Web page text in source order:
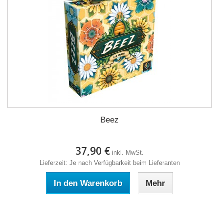
Beez
37,90 € inkl. MwSt.
Lieferzeit: Je nach Verfügbarkeit beim Lieferanten
In den Warenkorb Mehr